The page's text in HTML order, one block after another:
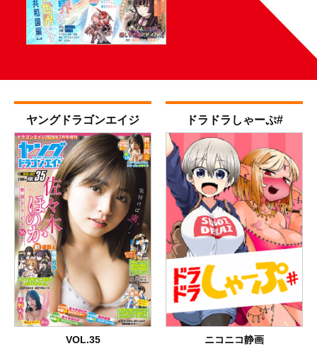
ヤングドラゴンエイジ
VOL.35
ドラドラ しゃーぷ#
ニコニコ静画